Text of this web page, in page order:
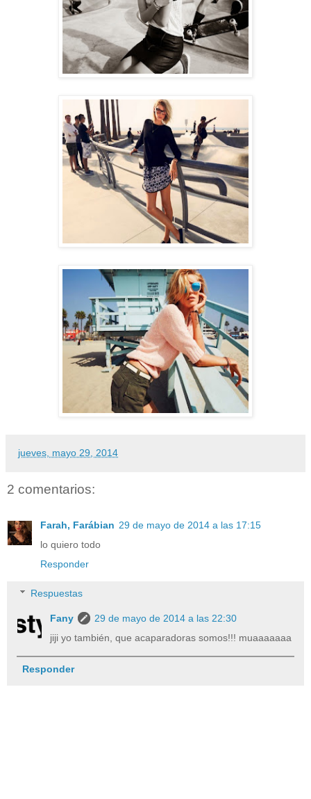
jueves, mayo 29, 2014
2 comentarios:
Farah, Farábian 29 de mayo de 2014 a las 17:15
lo quiero todo
Responder
Respuestas
Fany
29 de mayo de 2014 a las 22:30
jiji yo también, que acaparadoras somos!!! muaaaaaaa
Responder